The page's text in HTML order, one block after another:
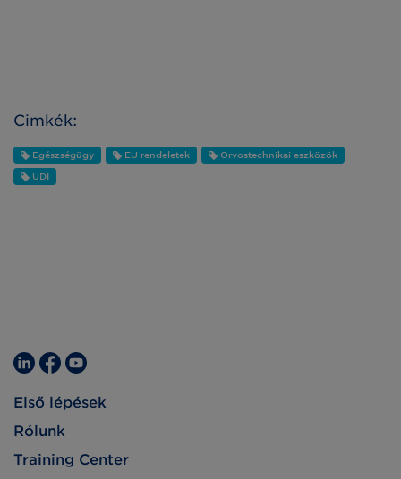
Cimkék:
Egészségügy EU rendeletek
Orvostechnikai eszközök
UDI
Első lépések
Rólunk
Training Center